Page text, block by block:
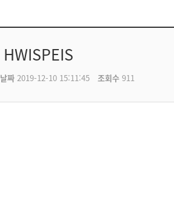
HWISPEIS
날짜 2019-12-10 15:11:45 조회수 911